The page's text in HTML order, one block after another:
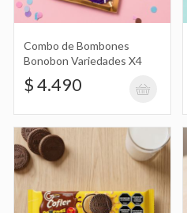
85Gr
$
$
Combo de Bombones
Bonobon Variedades X4
$ 4.490